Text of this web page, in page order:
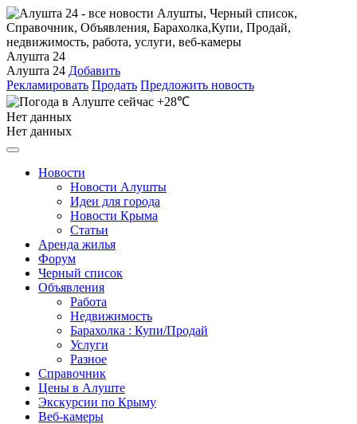
Алушта 24
Алушта 24 Добавить
Рекламировать Продать Предложить новость
+28℃
Нет данных
Нет данных
Новости
Новости Алушты
Идеи для города
Новости Крыма
Статьи
Аренда жилья
Форум
Черный список
Объявления
Работа
Недвижимость
Барахолка : Купи/Продай
Услуги
Разное
Справочник
Цены в Алуште
Экскурсии по Крыму
Веб-камеры